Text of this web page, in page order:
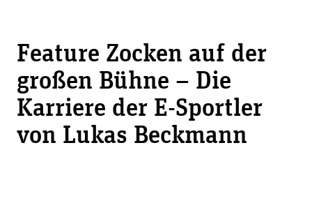
Feature Zocken auf der
großen Bühne – Die
Karriere der E-Sportler
von Lukas Beckmann